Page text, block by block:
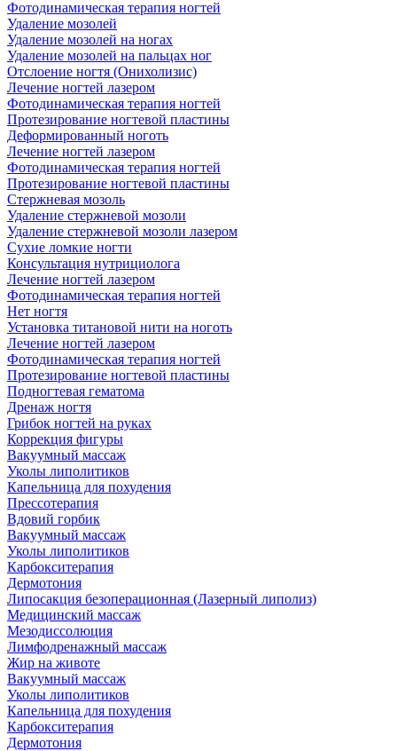
Фотодинамическая терапия ногтей
Удаление мозолей
Удаление мозолей на ногах
Удаление мозолей на пальцах ног
Отслоение ногтя (Онихолизис)
Лечение ногтей лазером
Фотодинамическая терапия ногтей
Протезирование ногтевой пластины
Деформированный ноготь
Лечение ногтей лазером
Фотодинамическая терапия ногтей
Протезирование ногтевой пластины
Стержневая мозоль
Удаление стержневой мозоли
Удаление стержневой мозоли лазером
Сухие ломкие ногти
Консультация нутрициолога
Лечение ногтей лазером
Фотодинамическая терапия ногтей
Нет ногтя
Установка титановой нити на ноготь
Лечение ногтей лазером
Фотодинамическая терапия ногтей
Протезирование ногтевой пластины
Подногтевая гематома
Дренаж ногтя
Грибок ногтей на руках
Коррекция фигуры
Вакуумный массаж
Уколы липолитиков
Капельница для похудения
Прессотерапия
Вдовий горбик
Вакуумный массаж
Уколы липолитиков
Карбокситерапия
Дермотония
Липосакция безоперационная (Лазерный липолиз)
Медицинский массаж
Мезодиссолюция
Лимфодренажный массаж
Жир на животе
Вакуумный массаж
Уколы липолитиков
Капельница для похудения
Карбокситерапия
Дермотония